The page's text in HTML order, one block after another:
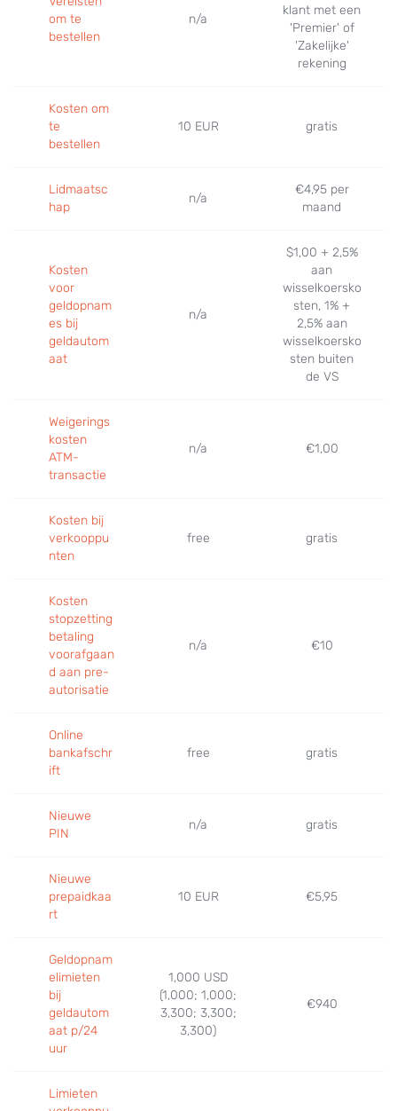
om te
bestellen
n/a
klant met een
'Premier' of
'Zakelijke'
rekening
Kosten om
te
bestellen
10 EUR gratis
Lidmaatsc
hap
n/a
€4,95 per
maand
Kosten
voor
geldopnam
es bij
geldautom
aat
n/a
$1,00 + 2,5%
aan
wisselkoersko
sten, 1% +
2,5% aan
wisselkoersko
sten buiten
de VS
Weigerings
kosten
ATM-
transactie
n/a €1,00
Kosten bij
verkooppu
nten
free gratis
Kosten
stopzetting
betaling
voorafgaan
d aan pre-
autorisatie
n/a €10
Online
bankafschr
ift
free gratis
Nieuwe
PIN
n/a gratis
Nieuwe
prepaidkaa
rt
10 EUR €5,95
Geldopnam
elimieten
bij
geldautom
aat p/24
uur
1,000 USD
(1,000; 1,000;
3,300; 3,300;
3,300)
€940
Limieten